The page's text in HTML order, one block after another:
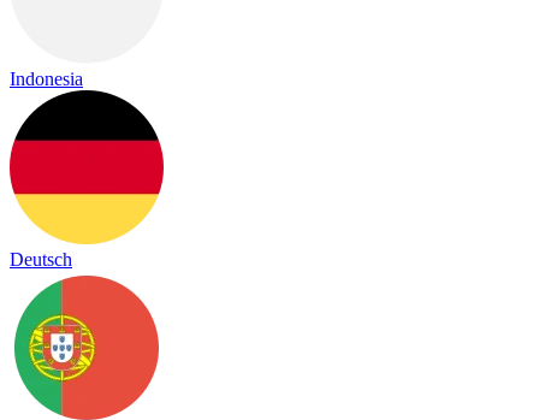
Indonesia
Deutsch